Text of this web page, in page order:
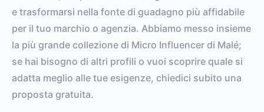
e trasformarsi nella fonte di guadagno più affidabile
per il tuo marchio o agenzia. Abbiamo messo insieme
la più grande collezione di Micro Influencer di Malé;
se hai bisogno di altri profili o vuoi scoprire quale si
adatta meglio alle tue esigenze, chiedici subito una
proposta gratuita.